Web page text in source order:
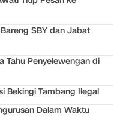
SBY dan Jabat
Tahu Penyelewengan di
Bekingi Tambang Ilegal
Dalam Waktu